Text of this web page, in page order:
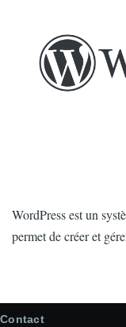
Intro
WordPress est un
permet de créer et
Contact